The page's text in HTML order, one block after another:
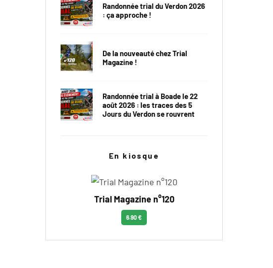
Randonnée trial du Verdon 2026
: ça approche !
De la nouveauté chez Trial
Magazine !
Randonnée trial à Boade le 22
août 2026 : les traces des 5
Jours du Verdon se rouvrent
En kiosque
Trial Magazine n°120
6.90 €